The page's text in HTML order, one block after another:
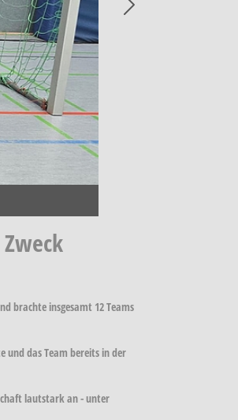
brachte insgesamt 12 Teams
und das Team bereits in der
lautstark an - unter